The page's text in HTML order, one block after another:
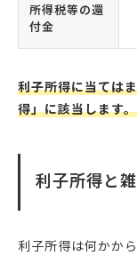
所得税等の還
付金
利子所得に当ては
得」に該当します。
利子所得と
利子所得は何かか